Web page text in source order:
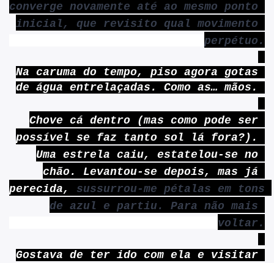
converge novamente até ao mesmo ponto
inicial, que revisito qual movimento
perpétuo.
Na caruma do tempo, piso agora gotas
de água entrelaçadas. Como as… mãos.
Chove cá dentro (mas como pode ser
possível se faz tanto sol lá fora?).
Uma estrela caiu, estatelou-se no
chão. Levantou-se depois, mas já
perecida, sussurrou-me pétalas em tons
de azul e partiu. Para não mais
voltar.
Gostava de ter ido com ela e visitar